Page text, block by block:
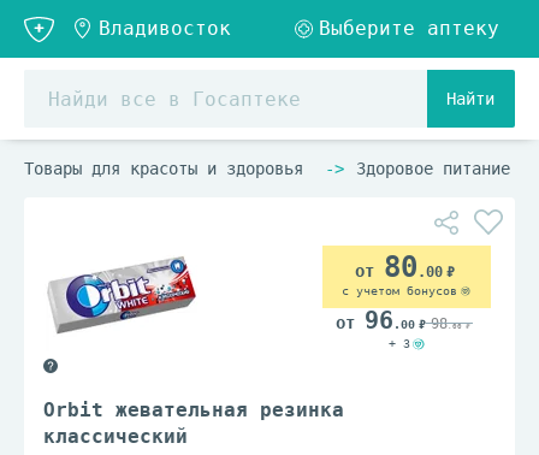
Найти
Товары для красоты и здоровья Здоровое питание
Orbit жевательная резинка
классический
80 .00
с учетом бонусов
96 .00 98.00
+ 3